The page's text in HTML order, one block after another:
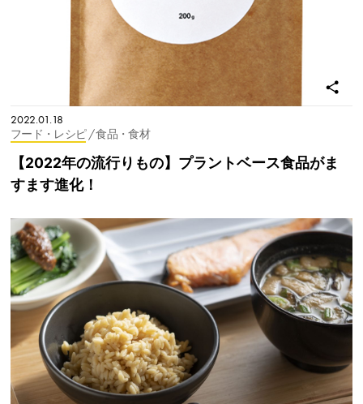
2022.01.18
フード・レシピ / 食品・食材
【2022年の流行りもの】プラントベース食品がま
すます進化！